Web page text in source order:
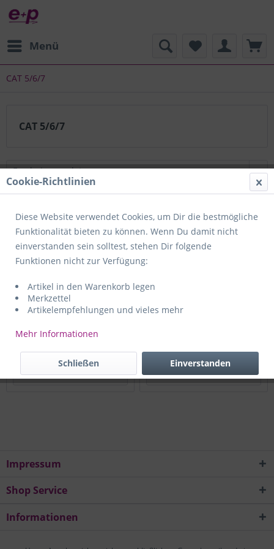
Menü
CAT 5/6/7
CAT 5/6/7
Kategorie 5
Verlegekabel, 100MHz
Details
Kategorie 6
Verlegekabel, 300MHz
Details
Impressum
Shop Service
Informationen
Cookie-Richtlinien
Diese Website verwendet Cookies, um Dir die bestmögliche
Funktionalität bieten zu können. Wenn Du damit nicht
einverstanden sein solltest, stehen Dir folgende
Funktionen nicht zur Verfügung:
Artikel in den Warenkorb legen
Merkzettel
Artikelempfehlungen und vieles mehr
Mehr Informationen
Einverstanden
Schließen